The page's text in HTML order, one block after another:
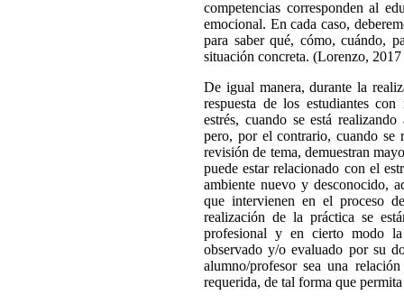
competencias corresponden al
emocional. En cada caso,
para saber qué, cómo, cuándo,
situación concreta. (Lorenzo,
De igual manera, durante la
respuesta de los estudiantes
estrés, cuando se está
pero, por el contrario, cuando se
revisión de tema, demuestran
puede estar relacionado con el
ambiente nuevo y desconocido,
que intervienen en el proceso
realización de la práctica se
profesional y en cierto modo
observado y/o evaluado por su
alumno/profesor sea una
requerida, de tal forma que